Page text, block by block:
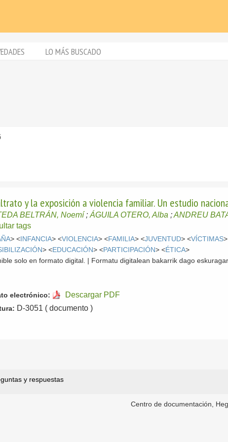
LO MÁS BUSCADO
y la exposición a violencia familiar. Un estudio
BELTRÁN, Noemí;ÁGUILA OTERO, Alba ;ANDREU
tags
> <INFANCIA> <VIOLENCIA> <FAMILIA> <JUVENTUD> <VÍCTIMAS
> <EDUCACIÓN> <PARTICIPACIÓN> <ÉTICA>
solo en formato digital. | Formatu digitalean bakarrik dago
electrónico: Descargar PDF
D-3051 ( documento )
y respuestas
Centro de documentación,